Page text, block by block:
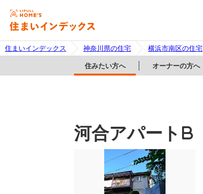
住まいインデックス 神奈川県の住宅 横浜市南区の住宅
住みたい方へ オーナーの方へ
河合アパートB